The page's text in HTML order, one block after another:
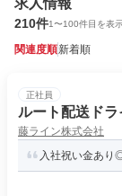
求人情報
210件1〜100件目を表
関連度順新着順
正社員
ルート配送ドラ
藤ライン株式会社
入社祝い金あり